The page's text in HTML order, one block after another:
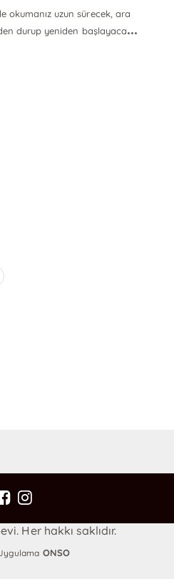
okumanız uzun sürecek, ara
durup yeniden başlayaca...
Her hakkı saklıdır.
ONSO